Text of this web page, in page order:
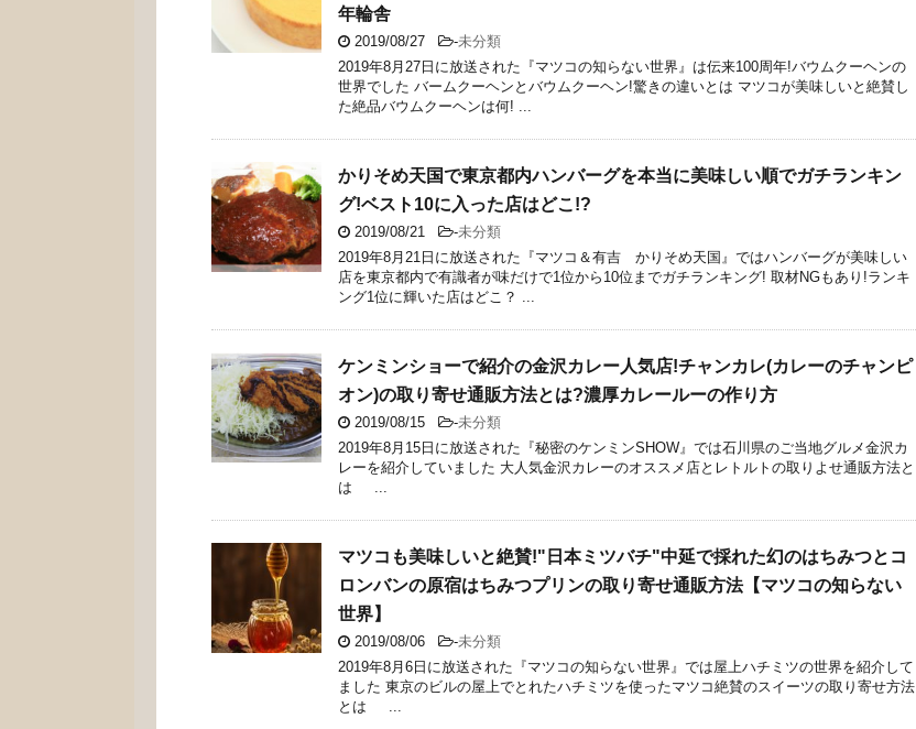
年輪舎
2019/08/27 -未分類
2019年8月27日に放送された『マツコの知らない世界』は伝来100周年!バウムクーヘンの
世界でした バームクーヘンとバウムクーヘン!驚きの違いとは マツコが美味しいと絶賛し
た絶品バウムクーヘンは何! ...
かりそめ天国で東京都内ハンバーグを本当に美味しい順でガチランキン
グ!ベスト10に入った店はどこ!?
2019/08/21 -未分類
2019年8月21日に放送された『マツコ＆有吉 かりそめ天国』ではハンバーグが美味しい
店を東京都内で有識者が味だけで1位から10位までガチランキング! 取材NGもあり!ランキ
ング1位に輝いた店はどこ？ ...
ケンミンショーで紹介の金沢カレー人気店!チャンカレ(カレーのチャンピ
オン)の取り寄せ通販方法とは?濃厚カレールーの作り方
2019/08/15 -未分類
2019年8月15日に放送された『秘密のケンミンSHOW』では石川県のご当地グルメ金沢カ
レーを紹介していました 大人気金沢カレーのオススメ店とレトルトの取りよせ通販方法と
は ...
マツコも美味しいと絶賛!"日本ミツバチ"中延で採れた幻のはちみつとコ
ロンバンの原宿はちみつプリンの取り寄せ通販方法【マツコの知らない
世界】
2019/08/06 -未分類
2019年8月6日に放送された『マツコの知らない世界』では屋上ハチミツの世界を紹介して
ました 東京のビルの屋上でとれたハチミツを使ったマツコ絶賛のスイーツの取り寄せ方法
とは ...